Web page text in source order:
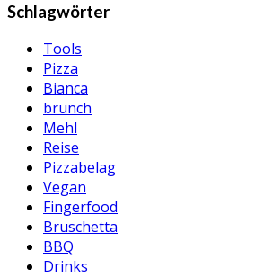
Schlagwörter
Tools
Pizza
Bianca
brunch
Mehl
Reise
Pizzabelag
Vegan
Fingerfood
Bruschetta
BBQ
Drinks